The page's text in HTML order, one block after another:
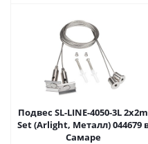
Подвес SL-LINE-4050-3L 2x2m
Set (Arlight, Металл) 044679 в
Самаре